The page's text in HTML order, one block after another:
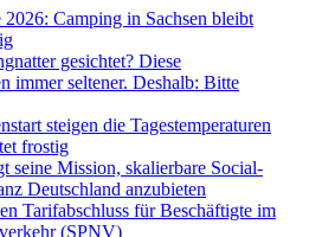
2026: Camping in Sachsen bleibt
gesichtet? Diese
immer seltener. Deshalb: Bitte
steigen die Tagestemperaturen
frostig
seine Mission, skalierbare Social-
Deutschland anzubieten
Tarifabschluss für Beschäftigte im
(SPNV)